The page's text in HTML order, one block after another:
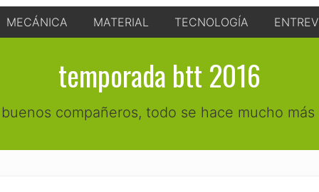
MECÁNICA MATERIAL TECNOLOGÍA
temporada btt 2016
compañeros, todo se hace mucho más